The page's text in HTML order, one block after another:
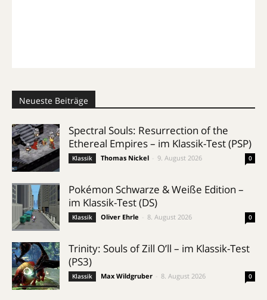
Neueste Beiträge
Spectral Souls: Resurrection of the
Ethereal Empires – im Klassik-Test (PSP)
Klassik Thomas Nickel 9. August 2026 0
Pokémon Schwarze & Weiße Edition –
im Klassik-Test (DS)
Klassik Oliver Ehrle 8. August 2026 0
Trinity: Souls of Zill O’ll – im Klassik-Test
(PS3)
Klassik Max Wildgruber 8. August 2026 0